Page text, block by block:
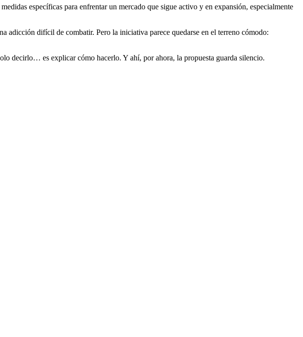
específicas para enfrentar un mercado que sigue activo y en expansión, especialmente
adicción difícil de combatir. Pero la iniciativa parece quedarse en el terreno cómodo:
decirlo… es explicar cómo hacerlo. Y ahí, por ahora, la propuesta guarda silencio.